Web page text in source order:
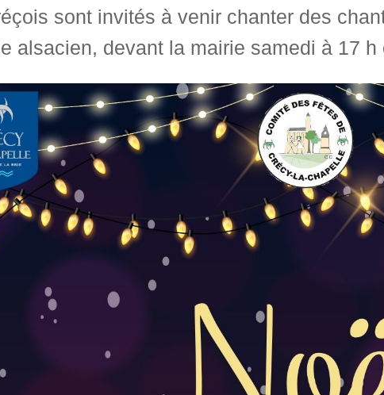
sont invités à venir chanter des
alsacien, devant la mairie samedi à 17 h